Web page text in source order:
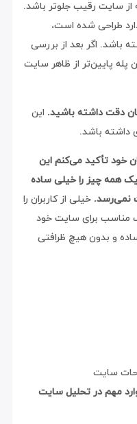
از سایت رقیب جلوتر باشد.
طراحی شده است،
باشد. اگر بعد از بررسی
پایین‌تر از ظاهر سایت
دقت داشته باشید. این
داشته باشد.
خود تأکید می‌کنم این
همه چیز را خیلی ساده
نمی‌رسد. خیلی از کاربران را
مناسب برای سایت خود
و بدون هیچ ظرافتی
سایت
مهم در تحلیل سایت